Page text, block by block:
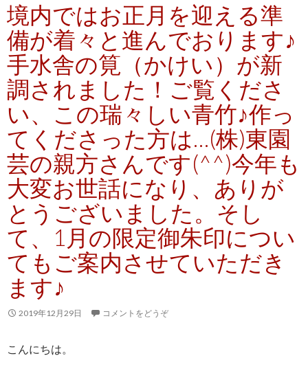
境内ではお正月を迎える準
備が着々と進んでおります♪
手水舎の筧（かけい）が新
調されました！ご覧くださ
い、この瑞々しい青竹♪作っ
てくださった方は…(株)東園
芸の親方さんです(^^)今年も
大変お世話になり、ありが
とうございました。そし
て、1月の限定御朱印につい
てもご案内させていただき
ます♪
2019年12月29日 コメントをどうぞ
こんにちは。